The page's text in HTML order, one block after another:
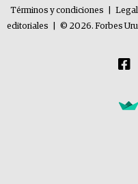
Términos y condiciones
editoriales
© 2026. Forbes